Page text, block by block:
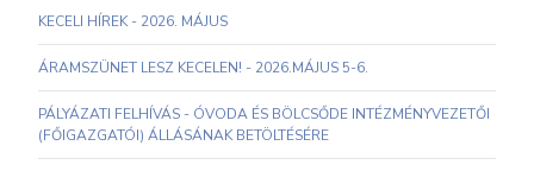
KECELI HÍREK - 2026. MÁJUS
ÁRAMSZÜNET LESZ KECELEN! - 2026.MÁJUS 5-6.
PÁLYÁZATI FELHÍVÁS - ÓVODA ÉS BÖLCSŐDE INTÉZMÉNYVEZETŐI
(FŐIGAZGATÓI) ÁLLÁSÁNAK BETÖLTÉSÉRE